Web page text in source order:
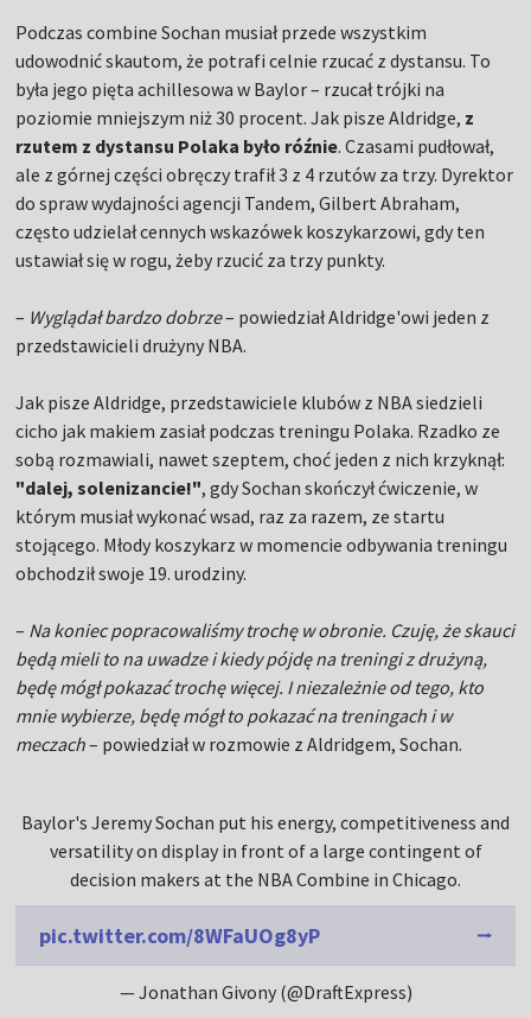
Podczas combine Sochan musiał przede wszystkim
udowodnić skautom, że potrafi celnie rzucać z dystansu. To
była jego pięta achillesowa w Baylor – rzucał trójki na
poziomie mniejszym niż 30 procent. Jak pisze Aldridge, z
rzutem z dystansu Polaka było róźnie. Czasami pudłował,
ale z górnej części obręczy trafił 3 z 4 rzutów za trzy. Dyrektor
do spraw wydajności agencji Tandem, Gilbert Abraham,
często udzielał cennych wskazówek koszykarzowi, gdy ten
ustawiał się w rogu, żeby rzucić za trzy punkty.
– Wyglądał bardzo dobrze– powiedział Aldridge'owi jeden z
przedstawicieli drużyny NBA.
Jak pisze Aldridge, przedstawiciele klubów z NBA siedzieli
cicho jak makiem zasiał podczas treningu Polaka. Rzadko ze
sobą rozmawiali, nawet szeptem, choć jeden z nich krzyknął:
"dalej, solenizancie!", gdy Sochan skończył ćwiczenie, w
którym musiał wykonać wsad, raz za razem, ze startu
stojącego. Młody koszykarz w momencie odbywania treningu
obchodził swoje 19. urodziny.
– Na koniec popracowaliśmy trochę w obronie. Czuję, że skauci
będą mieli to na uwadze i kiedy pójdę na treningi z drużyną,
będę mógł pokazać trochę więcej. I niezależnie od tego, kto
mnie wybierze, będę mógł to pokazać na treningach i w
meczach– powiedział w rozmowie z Aldridgem, Sochan.
Baylor's Jeremy Sochan put his energy, competitiveness and
versatility on display in front of a large contingent of
decision makers at the NBA Combine in Chicago.
pic.twitter.com/8WFaUOg8yP
— Jonathan Givony (@DraftExpress)